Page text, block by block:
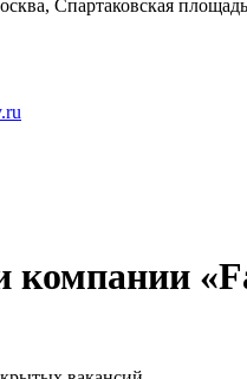
Спартаковская
компании